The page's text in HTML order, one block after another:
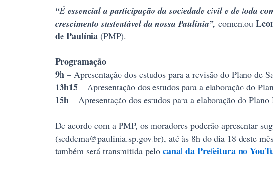
“É essencial a participação da sociedade civil e de toda
crescimento sustentável da nossa Paulínia”, comentou
de Paulínia (PMP).
Programação
9h – Apresentação dos estudos para a revisão do Plano de
13h15 – Apresentação dos estudos para a elaboração do
15h – Apresentação dos estudos para a elaboração do
De acordo com a PMP, os moradores poderão apresentar
(seddema@paulinia.sp.gov.br), até às 8h do dia 18 deste
também será transmitida pelo canal da Prefeitura no